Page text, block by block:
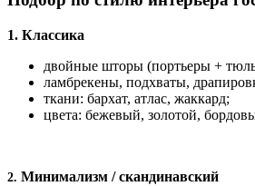
1. Классика
двойные шторы (портьеры +
ламбрекены, подхваты,
ткани: бархат, атлас, жаккард;
цвета: бежевый, золотой,
2. Минимализм / скандинавский